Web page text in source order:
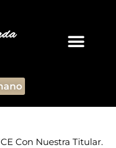
Con Nuestra Titular.